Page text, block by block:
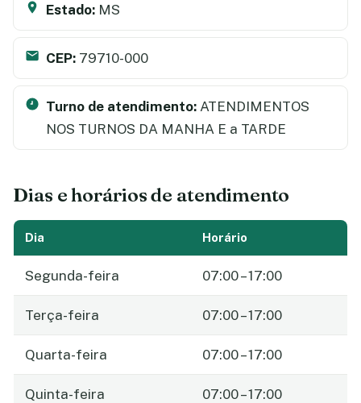
Estado: MS
CEP: 79710-000
Turno de atendimento: ATENDIMENTOS
NOS TURNOS DA MANHA E a TARDE
Dias e horários de atendimento
Dia Horário
Segunda-feira 07:00 – 17:00
Terça-feira 07:00 – 17:00
Quarta-feira 07:00 – 17:00
Quinta-feira 07:00 – 17:00